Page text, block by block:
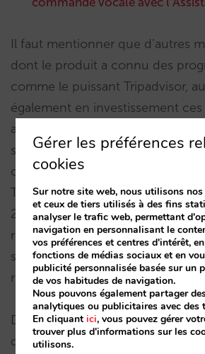
Il faut mentionner que d’autres
dont le produit a connu des
comme le puissant Tripadvisor,
également en investissement
années. Leur perte de part de
simplement due au fait que
connaisse le rythme de
Trivago, quant à lui, progressait
2019, nous observons un
recherches de moindre volume
supérieure (et qui génère, par
rentabilité supérieure).
D’autres métas comme Kayak et
dévelopent également mais,
Gérer les préférences
cookies
Sur notre site web, nous utilisons
et ceux de tiers utilisés à des fins
analyser le trafic web, permettant
navigation en personnalisant le
vos préférences et centres d'intérêt,
fonctions de médias sociaux et en
publicité personnalisée basée sur un
de vos habitudes de navigation.
Nous pouvons également partager
analytiques ou publicitaires avec des
En cliquantici, vous pouvez gérer
trouver plus d'informations sur les
utilisons.